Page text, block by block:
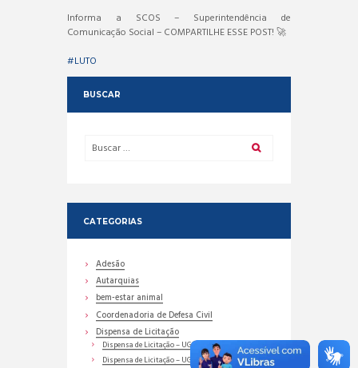
Informa a SCOS – Superintendência de
Comunicação Social – COMPARTILHE ESSE POST! 🚀
#LUTO
BUSCAR
CATEGORIAS
Adesão
Autarquias
bem-estar animal
Coordenadoria de Defesa Civil
Dispensa de Licitação
Dispensa de Licitação – UG Assistência Social
Dispensa de Licitação – UG Educação